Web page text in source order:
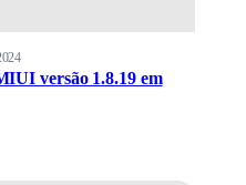
versão 1.8.19 em